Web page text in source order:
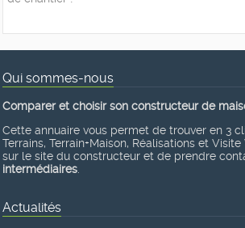
Qui sommes-nous
Comparer et choisir son constructeur de
Cette annuaire vous permet de trouver en 3
Terrains, Terrain+Maison, Réalisations et
sur le site du constructeur et de prendre
intermédiaires.
Actualités